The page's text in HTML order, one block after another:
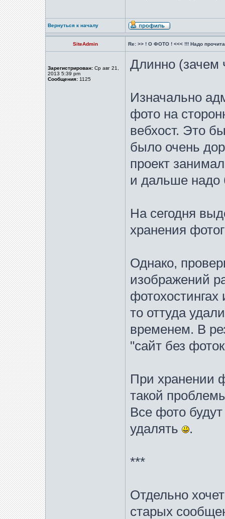
Вернуться к началу
SiteAdmin Re: >> ! О ФОТО ! <<< !!! Надо
Зарегистрирован: Ср авг 21,
2013 5:39 pm
Сообщения: 1125
Длинно (зачем
Изначально
фото на
вебхост. Это
было очень
проект
и дальше надо
На сегодня
хранения
Однако,
изображений
то оттуда
временем. В
"сайт без
При хранении
такой
Все фото
удалять
.
***
Отдельно
старых